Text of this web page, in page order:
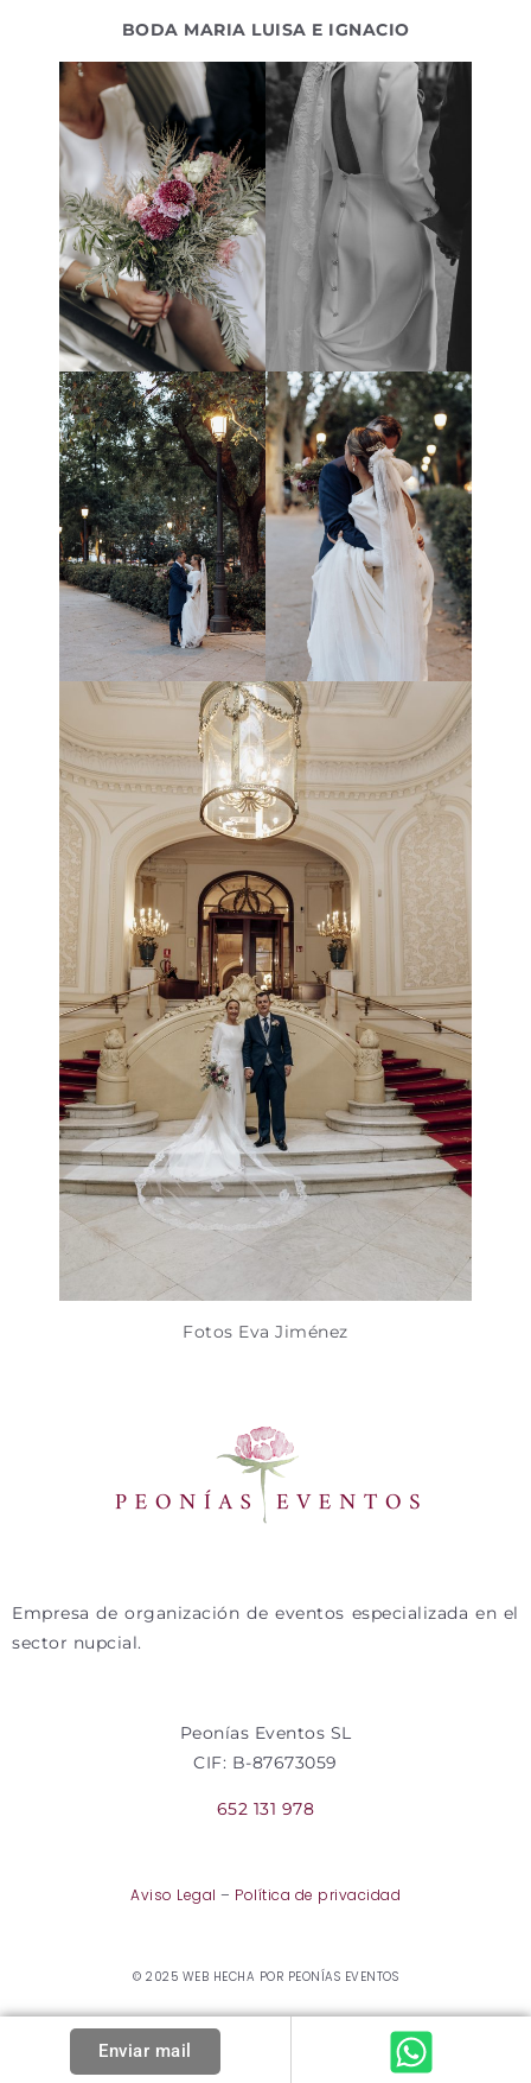
BODA MARIA LUISA E IGNACIO
Fotos Eva Jiménez
Empresa de organización de eventos especializada en el
sector nupcial.
Peonías Eventos SL
CIF: B-87673059
652 131 978
Aviso Legal – Política de privacidad
© 2025 WEB HECHA POR PEONÍAS EVENTOS
Enviar mail